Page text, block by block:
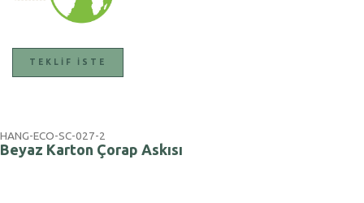
TEKLIF İSTE
HANG-ECO-SC-027-2
Beyaz Karton Çorap Askısı